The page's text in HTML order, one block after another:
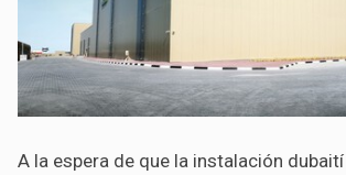
A la espera de que la instalación